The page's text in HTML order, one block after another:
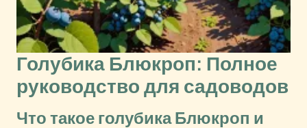
Голубика Блюкроп: Полное
руководство для садоводов
Что такое голубика Блюкроп и